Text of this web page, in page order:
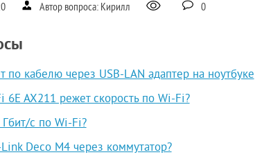
Автор вопроса: Кирилл 0
по кабелю через USB-LAN адаптер на ноутбуке
AX211 режет скорость по Wi-Fi?
Гбит/с по Wi-Fi?
Deco M4 через коммутатор?